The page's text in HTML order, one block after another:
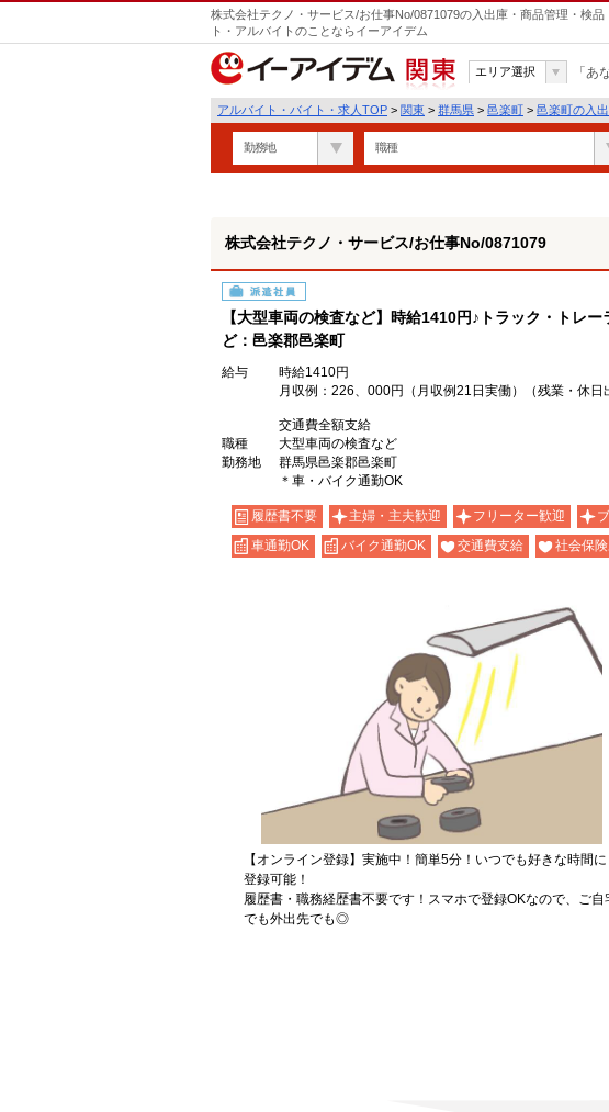
株式会社テクノ・サービス/お仕事No/0871079の入出庫・商品管理・検
ト・アルバイトのことならイーアイデム
関東
エリア選択 「あ
アルバイト・バイト・求人TOP > 関東 > 群馬県 > 邑楽町 > 邑楽町の入
勤務地 職種
株式会社テクノ・サービス/お仕事No/0871079
派遣社員
【大型車両の検査など】時給1410円♪トラック・トレ
ど：邑楽郡邑楽町
給与
時給1410円
月収例：226、000円（月収例21日実働）（残業・休日
交通費全額支給
職種
大型車両の検査など
勤務地
群馬県邑楽郡邑楽町
＊車・バイク通勤OK
履歴書不要 主婦・主夫歓迎 フリーター歓迎
車通勤OK
バイク通勤OK 交通費支給 社会保険
【オンライン登録】実施中！簡単5分！いつでも好きな時間に
登録可能！
履歴書・職務経歴書不要です！スマホで登録OKなので、ご自
でも外出先でも◎